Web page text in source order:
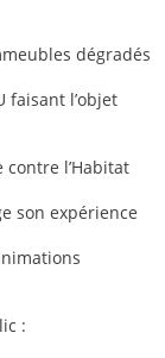
dégradés
faisant l’objet
l’Habitat
son expérience
: